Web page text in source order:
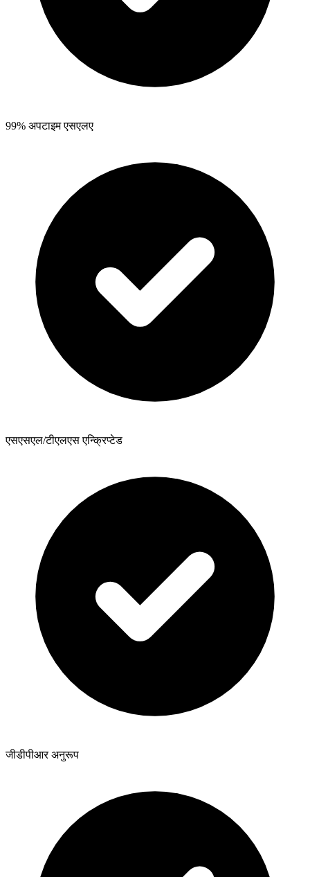
99% अपटाइम एसएलए
एसएसएल/टीएलएस एन्क्रिप्टेड
जीडीपीआर अनुरूप